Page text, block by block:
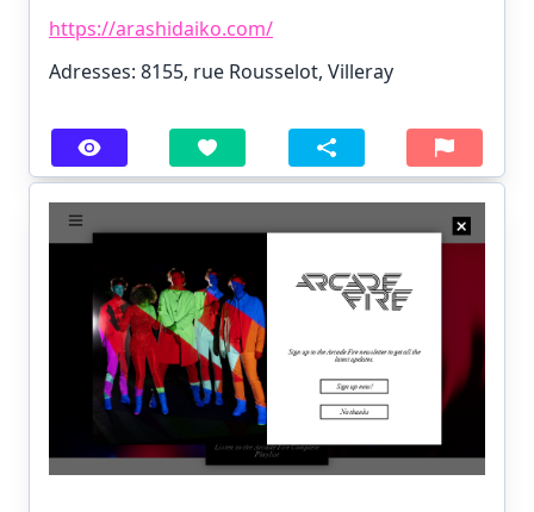
https://arashidaiko.com/
Adresses: 8155, rue Rousselot, Villeray